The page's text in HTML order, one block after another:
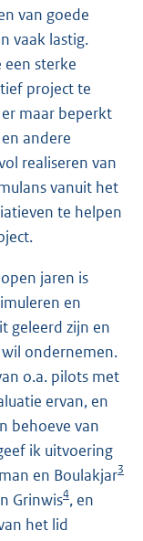
van goede
vaak lastig.
een sterke
project te
maar beperkt
andere
realiseren van
vanuit het
te helpen
jaren is
en
geleerd zijn en
ondernemen.
o.a. pilots met
ervan, en
behoeve van
ik uitvoering
en Boulakjar3
Grinwis4, en
het lid